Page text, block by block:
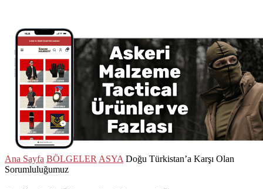
Ana Sayfa BÖLGELER ASYA Doğu Türkistan’a Karşı Olan
Sorumluluğumuz